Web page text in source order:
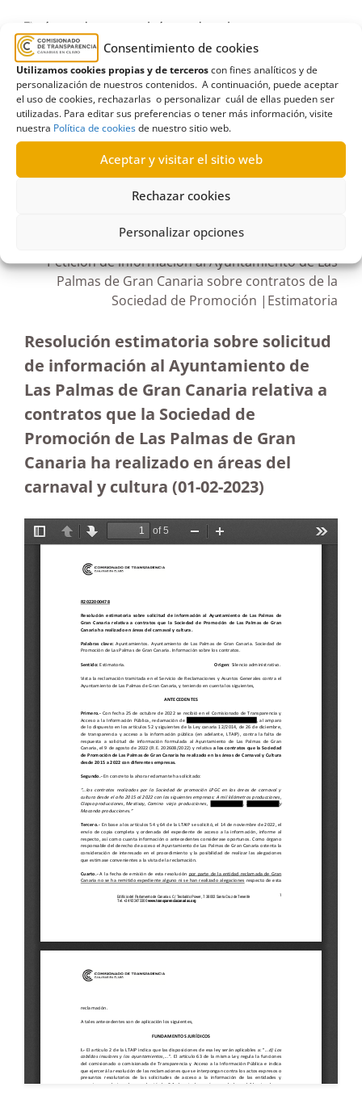
Consentimiento de cookies
Utilizamos cookies propias y de terceroscon fines analíticos y de
personalización de nuestros contenidos. A continuación, puede aceptar
el uso de cookies, rechazarlas o personalizar cuál de ellas pueden ser
utilizadas. Para editar sus preferencias o tener más información, visite
nuestra Política de cookiesde nuestro sitio web.
Aceptar y visitar el sitio web
Rechazar cookies
Personalizar opciones
áreas de carnaval áreas de cultura
Ayuntamiento de Las Palmas de Gran Canaria
Contratación Pública,Sociedad de Promoción de
Las Palmas de Gran Canaria
Petición de información al Ayuntamiento de Las
Palmas de Gran Canaria sobre contratos de la
Sociedad de Promoción |Estimatoria
Resolución estimatoria sobre solicitud
de información al Ayuntamiento de
Las Palmas de Gran Canaria relativa a
contratos que la Sociedad de
Promoción de Las Palmas de Gran
Canaria ha realizado en áreas del
carnaval y cultura (01-02-2023)